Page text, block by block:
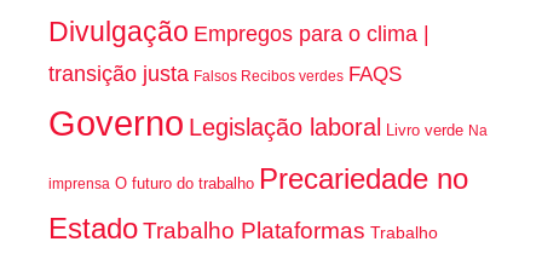
Divulgação Empregos para o clima |
transição justa Falsos Recibos verdes FAQS
Governo Legislação laboral Livro verde Na
imprensa O futuro do trabalho Precariedade no
EstadoTrabalho Plataformas Trabalho